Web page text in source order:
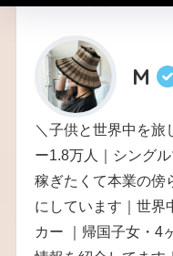
M
＼子供と世界中を旅
ー1.8万人｜シング
稼ぎたくて本業の傍
にしています｜世界
カー ｜帰国子女・4